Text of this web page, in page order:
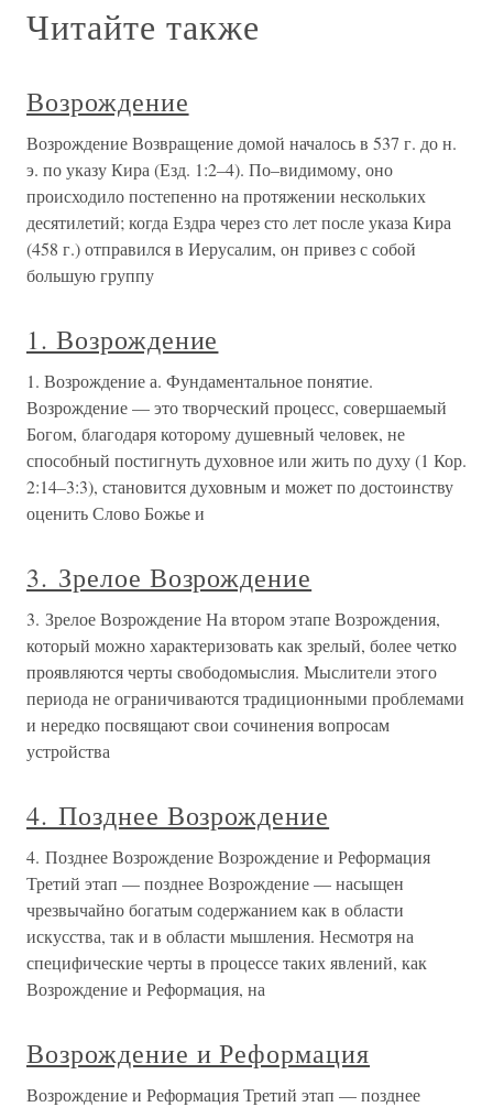
Читайте также
Возрождение
Возрождение Возвращение домой началось в 537 г. до н.
э. по указу Кира (Езд. 1:2–4). По–видимому, оно
происходило постепенно на протяжении нескольких
десятилетий; когда Ездра через сто лет после указа Кира
(458 г.) отправился в Иерусалим, он привез с собой
большую группу
1. Возрождение
1. Возрождение а. Фундаментальное понятие.
Возрождение — это творческий процесс, совершаемый
Богом, благодаря которому душевный человек, не
способный постигнуть духовное или жить по духу (1 Кор.
2:14–3:3), становится духовным и может по достоинству
оценить Слово Божье и
3. Зрелое Возрождение
3. Зрелое Возрождение На втором этапе Возрождения,
который можно характеризовать как зрелый, более четко
проявляются черты свободомыслия. Мыслители этого
периода не ограничиваются традиционными проблемами
и нередко посвящают свои сочинения вопросам
устройства
4. Позднее Возрождение
4. Позднее Возрождение Возрождение и Реформация
Третий этап — позднее Возрождение — насыщен
чрезвычайно богатым содержанием как в области
искусства, так и в области мышления. Несмотря на
специфические черты в процессе таких явлений, как
Возрождение и Реформация, на
Возрождение и Реформация
Возрождение и Реформация Третий этап — позднее